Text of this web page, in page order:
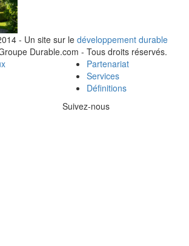
- Un site sur le développement durable
Durable.com - Tous droits réservés.
Partenariat
Services
Définitions
Suivez-nous